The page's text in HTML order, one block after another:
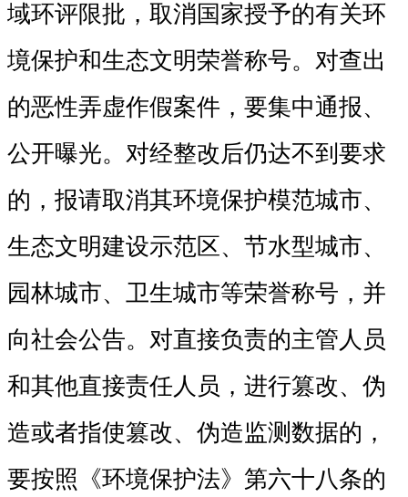
域环评限批，取消国家授予的有关环
境保护和生态文明荣誉称号。对查出
的恶性弄虚作假案件，要集中通报、
公开曝光。对经整改后仍达不到要求
的，报请取消其环境保护模范城市、
生态文明建设示范区、节水型城市、
园林城市、卫生城市等荣誉称号，并
向社会公告。对直接负责的主管人员
和其他直接责任人员，进行篡改、伪
造或者指使篡改、伪造监测数据的，
要按照《环境保护法》第六十八条的